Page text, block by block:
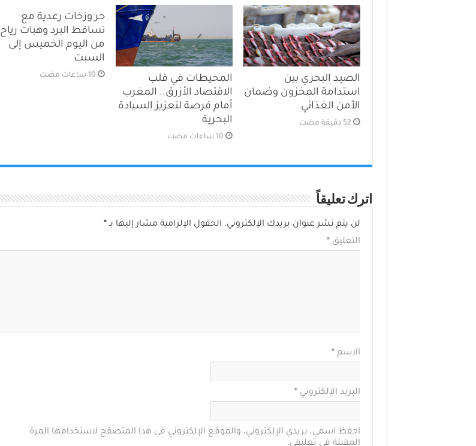
الصيد البحري بين
استدامة المخزون وضمان
الأمن الغذائي
المحيطات في قلب
الاقتصاد الأزرق.. المغرب
أمام فرصة لتعزيز السيادة
البحرية
حر وزخات رعدية مع
تساقط البرد وهبات رياح
من اليوم الخميس إلى
السبت
اترك تعليقاً
لن يتم نشر عنوان بريدك الإلكتروني. الحقول الإلزامية مشار إليها بـ*
التعليق*
الاسم*
البريد الإلكتروني*
احفظ اسمي، بريدي الإلكتروني، والموقع الإلكتروني في هذا المتصفح لاستخدامها المرة
المقبلة في تعليقي.